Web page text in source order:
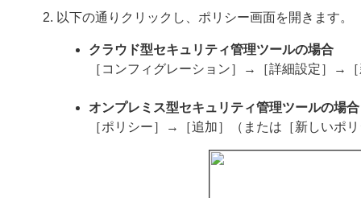
以下の通りクリックし、ポリシー画面を開きます。
クラウド型セキュリティ管理ツールの場合
［コンフィグレーション］→［詳細設定］→
オンプレミス型セキュリティ管理ツールの場合
［ポリシー］→［追加］（または［新しいポ